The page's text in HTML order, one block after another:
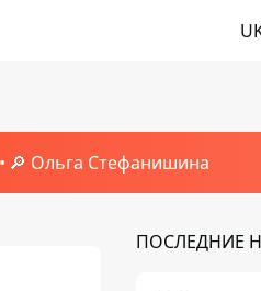
🔎 Ольга Стефанишина
ПОСЛЕДНИЕ